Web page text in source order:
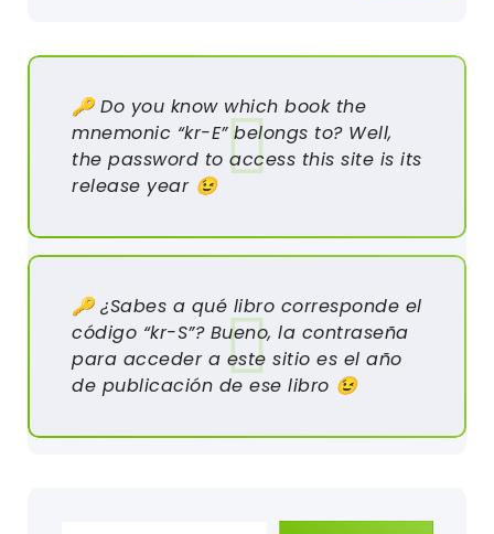
🔑 Do you know which book the
mnemonic “kr-E” belongs to? Well,
the password to access this site is its
release year 😉
🔑 ¿Sabes a qué libro corresponde el
código “kr-S”? Bueno, la contraseña
para acceder a este sitio es el año
de publicación de ese libro 😉